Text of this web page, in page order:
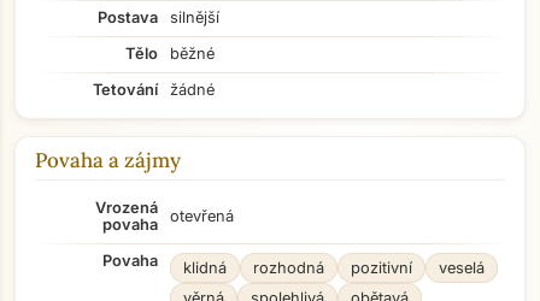
Postava
silnější
Tělo
běžné
Tetování
žádné
Povaha a zájmy
Vrozená
povaha
otevřená
Povaha klidná rozhodná pozitivní
veselá